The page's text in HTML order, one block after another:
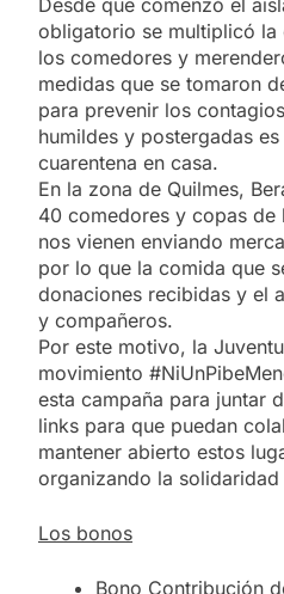
obligatorio se multiplicó la
los comedores y
medidas que se tomaron
para prevenir los
humildes y postergadas
cuarentena en casa.
En la zona de Quilmes,
40 comedores y copas de
nos vienen enviando
por lo que la comida que
donaciones recibidas y el
y compañeros.
Por este motivo, la
movimiento
esta campaña para juntar
links para que puedan
mantener abierto estos
organizando la
Los bonos
Bono Contribución